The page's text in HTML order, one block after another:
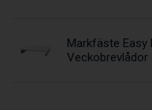
Markfäste
Veckobrevlådor